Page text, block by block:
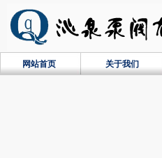
网站首页 关于我们